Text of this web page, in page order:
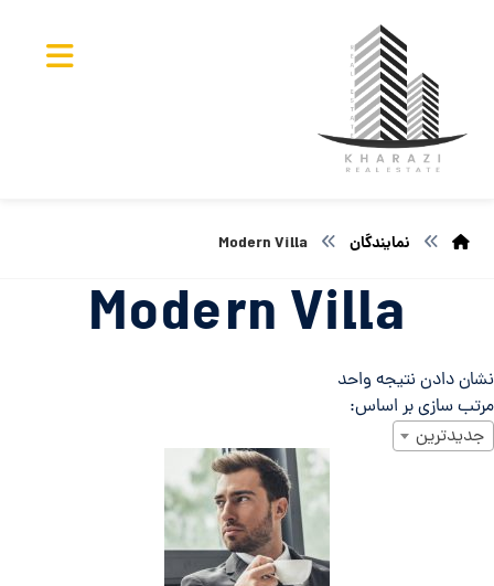
نمایندگان Modern Villa
Modern Villa
نشان دادن نتیجه واحد
مرتب سازی بر اساس:
جدیدترین